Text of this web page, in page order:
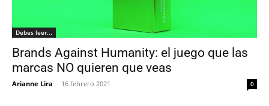
Debes leer...
Brands Against Humanity: el juego que las
marcas NO quieren que veas
Arianne Lira - 16 febrero 2021 0